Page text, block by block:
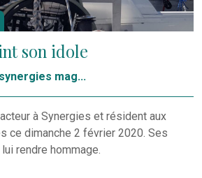
son idole
mag...
à Synergies et résident aux
ce dimanche 2 février 2020. Ses
rendre hommage.